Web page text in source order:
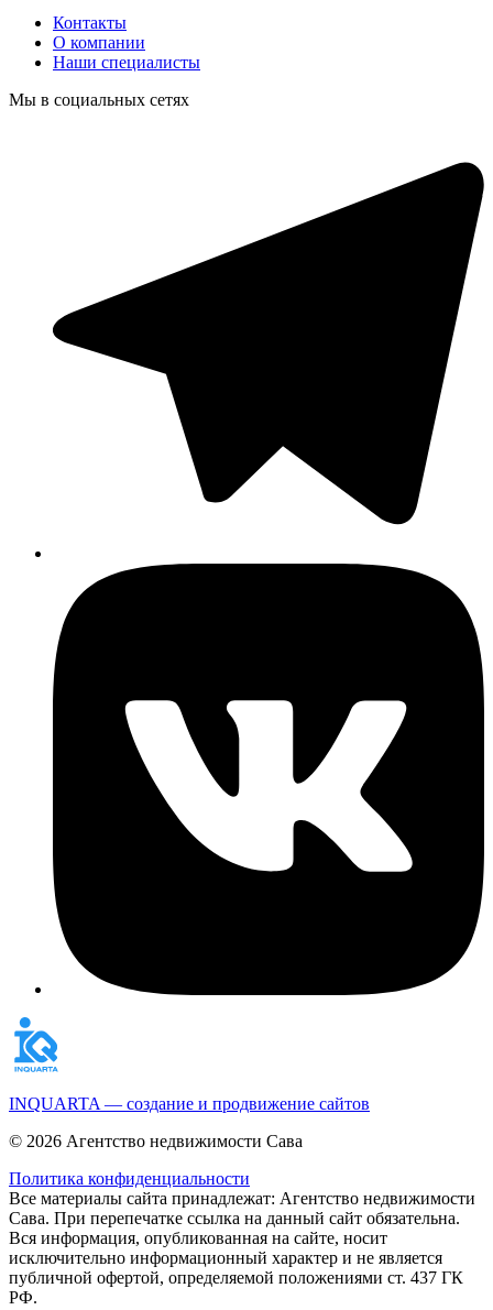
Контакты
О компании
Наши специалисты
Мы в социальных сетях
INQUARTA — создание и продвижение сайтов
© 2026 Агентство недвижимости Сава
Политика конфиденциальности
Все материалы сайта принадлежат: Агентство недвижимости
Сава. При перепечатке ссылка на данный сайт обязательна.
Вся информация, опубликованная на сайте, носит
исключительно информационный характер и не является
публичной офертой, определяемой положениями ст. 437 ГК
РФ.